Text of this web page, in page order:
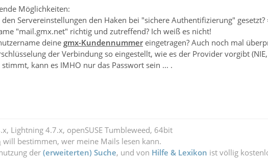
Möglichkeiten:
Servereinstellungen den Haken bei "sichere Authentifizierung" gesetzt?
"mail.gmx.net" richtig und zutreffend? Ich weiß es nicht!
deine gmx-Kundennummereingetragen? Auch noch mal
der Verbindung so eingestellt, wie es der Provider vorgibt (NIE,
stimmt, kann es IMHO nur das Passwort sein ... .
Lightning 4.7.x, openSUSE Tumbleweed, 64bit
will bestimmen, wer meine Mails lesen kann.
der(erweiterten) Suche, und von Hilfe & Lexikon ist völlig